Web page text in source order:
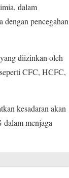
dalam
pencegahan
diizinkan oleh
CFC, HCFC,
kesadaran akan
menjaga